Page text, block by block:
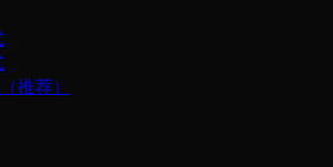
推荐）